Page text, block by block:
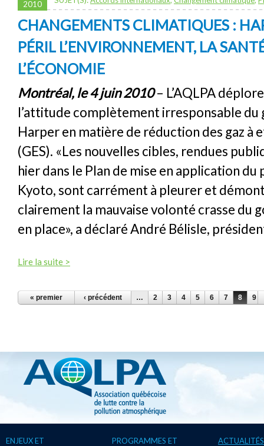
2010
CHANGEMENTS CLIMATIQUES :
PÉRIL L’ENVIRONNEMENT, LA
L’ÉCONOMIE
Montréal, le 4 juin 2010– L’AQLPA
l’attitude complètement irresponsable du
Harper en matière de réduction des gaz à
(GES). «Les nouvelles cibles, rendues
hier dans le Plan de mise en application
Kyoto, sont carrément à pleurer et
clairement la mauvaise volonté crasse du
en place», a déclaré André Bélisle,
Lire la suite >
PAGES
« premier ‹ précédent … 2 3 4 5 6 7 8 9
ENJEUX ET
PROGRAMMES ET
ACTUALITÉS